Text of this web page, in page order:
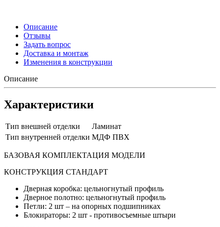
Описание
Отзывы
Задать вопрос
Доставка и монтаж
Изменения в конструкции
Описание
Характеристики
Тип внешней отделки
Ламинат
Тип внутренней отделки МДФ ПВХ
БАЗОВАЯ КОМПЛЕКТАЦИЯ МОДЕЛИ
КОНСТРУКЦИЯ СТАНДАРТ
Дверная коробка: цельногнутый профиль
Дверное полотно: цельногнутый профиль
Петли: 2 шт – на опорных подшипниках
Блокираторы: 2 шт - противосъемные штыри